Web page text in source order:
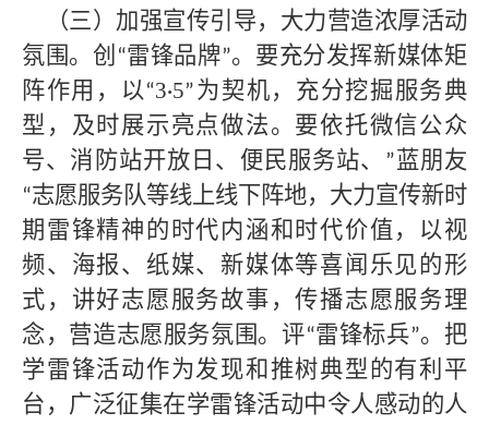
（三）加强宣传引导，大力营造浓厚活动
氛围。创 “雷锋品牌”。要充分发挥新媒体矩
阵作用，以“3·5”为契机，充分挖掘服务典
型，及时展示亮点做法。要依托微信公众
号、消防站开放日、便民服务站、
”蓝朋友
“志愿服务队等线上线下阵地，大力宣传新时
期雷锋精神的时代内涵和时代价值，以视
频、海报、纸媒、新媒体等喜闻乐见的形
式，讲好志愿服务故事，传播志愿服务理
念，营造志愿服务氛围。评“雷锋标兵”。把
学雷锋活动作为发现和推树典型的有利平
台，广泛征集在学雷锋活动中令人感动的人